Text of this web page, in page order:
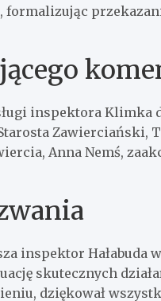
formalizując
inspektora Klimka
Zawierciański,
Anna Nemś,
inspektor Hałabuda
skutecznych
dziękował